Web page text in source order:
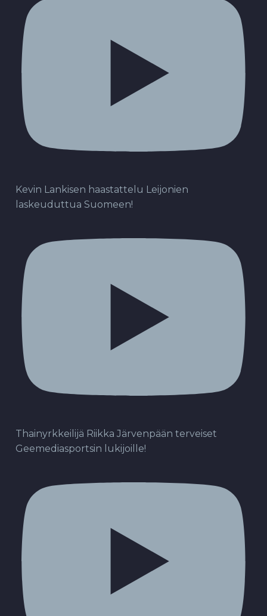
Kevin Lankisen haastattelu Leijonien
laskeuduttua Suomeen!
Thainyrkkeilijä Riikka Järvenpään terveiset
Geemediasportsin lukijoille!